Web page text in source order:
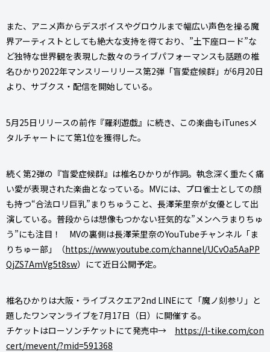
また、アニメ声からデスボイスやグロウルまで幅広い声色を操る魔
界アーティストとしても絶大な支持を得ており、”土下座ロード”な
ど独特な世界観を表現した数々のライブパフォーマンスも話題の椎
名ひかり2022年マンスリーリリース第2弾「盲愛症候群」が6月20日
より、サブクス・配信を開始している。
5月25日リリースの前作『羅刹遊戯』に続き、この楽曲もiTunesメ
タルチャートにて第1位を獲得した。
続く第2弾の『盲愛症候群』は椎名ひかりが作詞。執念深く重たく痛
い愛が表現された楽曲となっている。MVには、プロ雀士としての顔
も持つ“合法ロリ巨乳”まりちゅうこと、長澤茉里奈が女優として出
演している。普段からは想像もつかない狂気的な”メンヘラまりちゅ
う”にも注目！ MVの裏側は長澤茉里奈のYouTubeチャンネル「ま
りちゅー部」（https://www.youtube.com/channel/UCvOa5AaPP
QjZS7AmVg5t8sw）にて近日公開予定。
椎名ひかりは大阪・ライブスクエア2nd LINEにて「魔ノ刻参リ」と
題したワンマンライブを7月17日（日）に開催する。
チケットはローソンチケットにて発売中→ https://l-tike.com/con
cert/mevent/?mid=591368